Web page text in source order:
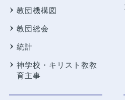
教団機構図
教団総会
統計
神学校・キリスト教教
育主事